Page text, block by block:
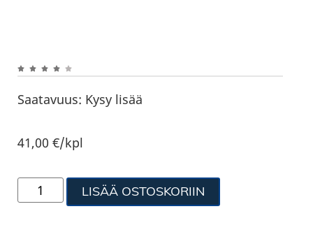
Saatavuus: Kysy lisää
41,00€/kpl
LISÄÄ OSTOSKORIIN